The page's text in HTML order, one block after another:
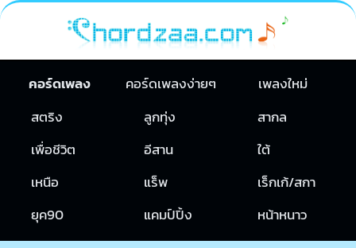
คอร์ดเพลง คอร์ดเพลงง่ายๆ
เพลงใหม่
สตริง
ลูกทุ่ง
สากล
เพื่อชีวิต
อีสาน
ใต้
เหนือ
แร็พ
เร็กเก้/สกา
ยุค90
แคมป์ปิ้ง หน้าหนาว